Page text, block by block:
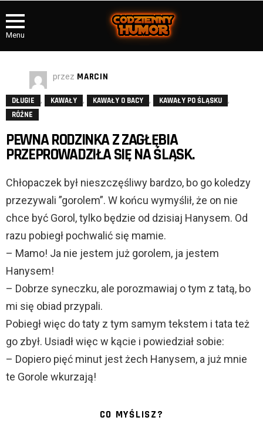
Menu
przez MARCIN
DŁUGIE , KAWAŁY , KAWAŁY O BACY , KAWAŁY PO ŚLĄSKU ,
RÓŻNE
PEWNA RODZINKA Z ZAGŁĘBIA
PRZEPROWADZIŁA SIĘ NA ŚLĄSK.
Chłopaczek był nieszczęśliwy bardzo, bo go koledzy
przezywali ”gorolem”. W końcu wymyślił, że on nie
chce być Gorol, tylko będzie od dzisiaj Hanysem. Od
razu pobiegł pochwalić się mamie.
– Mamo! Ja nie jestem już gorolem, ja jestem
Hanysem!
– Dobrze syneczku, ale porozmawiaj o tym z tatą, bo
mi się obiad przypali.
Pobiegł więc do taty z tym samym tekstem i tata też
go zbył. Usiadł więc w kącie i powiedział sobie:
– Dopiero pięć minut jest żech Hanysem, a już mnie
te Gorole wkurzają!
CO MYŚLISZ?